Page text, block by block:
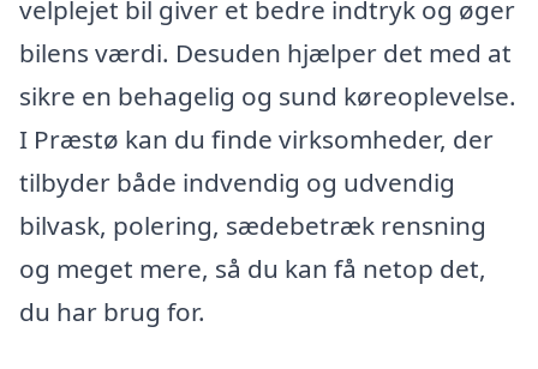
velplejet bil giver et bedre indtryk og øger
bilens værdi. Desuden hjælper det med at
sikre en behagelig og sund køreoplevelse.
I Præstø kan du finde virksomheder, der
tilbyder både indvendig og udvendig
bilvask, polering, sædebetræk rensning
og meget mere, så du kan få netop det,
du har brug for.